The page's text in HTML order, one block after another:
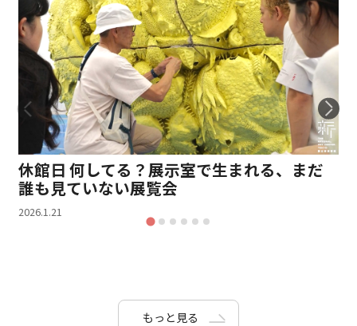
休館日 何してる？展示室で生まれる、まだ
誰も見ていない展覧会
2026.1.21
もっと見る